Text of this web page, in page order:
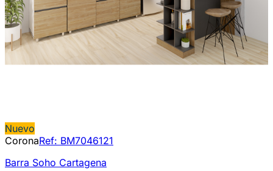
Nuevo
CoronaRef: BM7046121
Barra Soho Cartagena